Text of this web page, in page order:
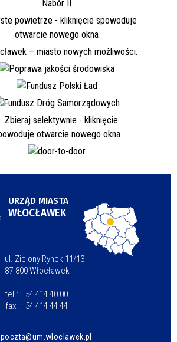
URZĄD MIASTA
WŁOCŁAWEK
ul. Zielony Rynek 11/13
87-800 Włocławek
tel.:
54 414 40 00
fax.:
54 414 44 44
poczta@um.wloclawek.pl